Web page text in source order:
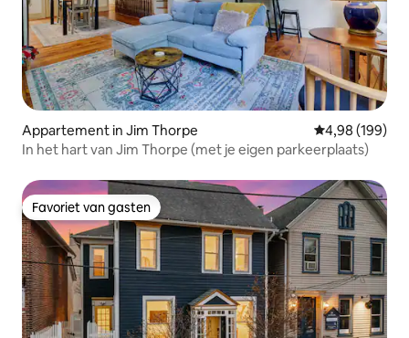
Appartement in Jim Thorpe Gemiddelde
4,98 (199)
In het hart van Jim Thorpe (met je eigen parkeerplaats)
Favoriet van gasten
Favoriet van gasten